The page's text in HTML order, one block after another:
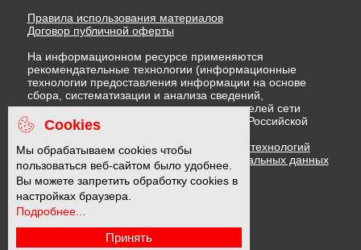
Правила использования материалов
Договор публичной оферты
На информационном ресурсе применяются
рекомендательные технологии (информационные
технологии предоставления информации на основе
сбора, систематизации и анализа сведений,
относящихся к предпочтениям пользователей сети
"Интернет", находящихся на территории Российской
Федерации)
Правила применения рекомендательных технологий
Политика в отношении обработки персональных данных
Политика обработки файлов cookie
16 +
Cookies
Мы обрабатываем cookies чтобы
пользоваться веб-сайтом было удобнее.
Вы можете запретить обработку cookies в
настройках браузера.
Подробнее...
Принять